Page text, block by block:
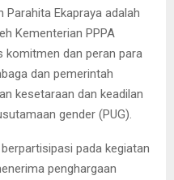
Parahita Ekapraya adalah
Kementerian PPPA
komitmen dan peran para
dan pemerintah
kesetaraan dan keadilan
gender (PUG).
pada kegiatan
penghargaan